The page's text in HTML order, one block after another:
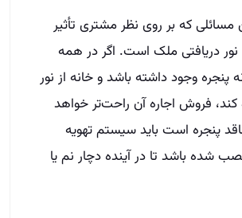
مسائلی که بر روی نظر مشتری تأثیر
نور دریافتی ملک است. اگر در همه
وجود داشته باشد و خانه از نور
فروش اجاره آن راحت‌تر خواهد
پنجره است باید سیستم تهویه
شده باشد تا در آینده دچار نم یا